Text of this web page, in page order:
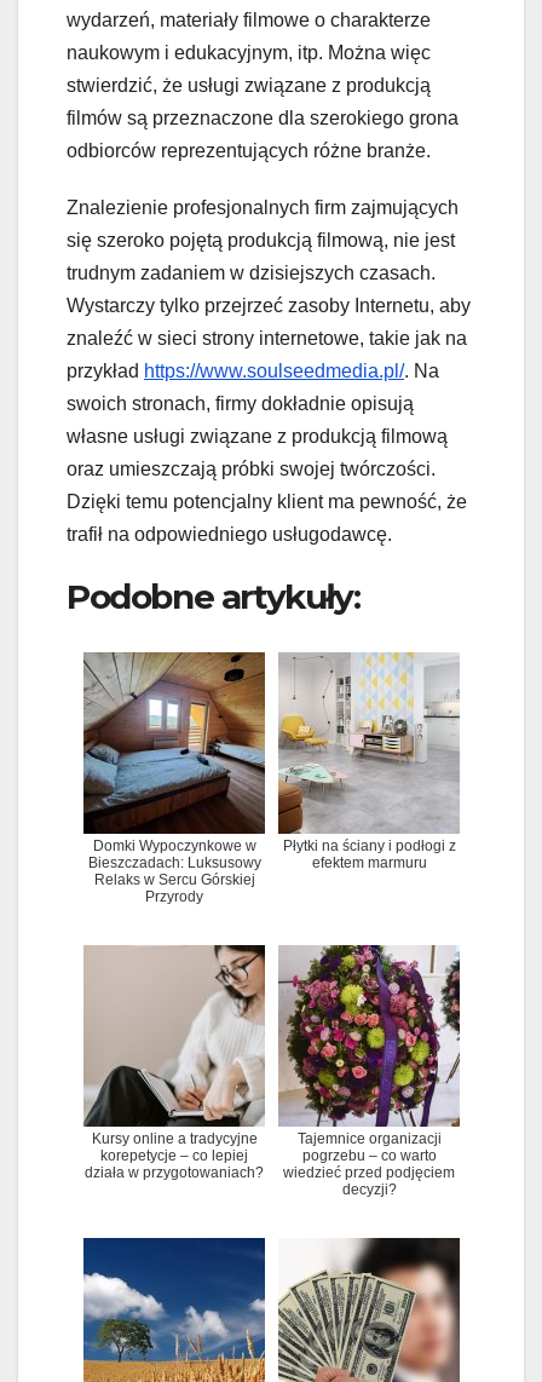
wydarzeń, materiały filmowe o charakterze
naukowym i edukacyjnym, itp. Można więc
stwierdzić, że usługi związane z produkcją
filmów są przeznaczone dla szerokiego grona
odbiorców reprezentujących różne branże.
Znalezienie profesjonalnych firm zajmujących
się szeroko pojętą produkcją filmową, nie jest
trudnym zadaniem w dzisiejszych czasach.
Wystarczy tylko przejrzeć zasoby Internetu, aby
znaleźć w sieci strony internetowe, takie jak na
przykład https://www.soulseedmedia.pl/. Na
swoich stronach, firmy dokładnie opisują
własne usługi związane z produkcją filmową
oraz umieszczają próbki swojej twórczości.
Dzięki temu potencjalny klient ma pewność, że
trafił na odpowiedniego usługodawcę.
Podobne artykuły:
Domki Wypoczynkowe w
Bieszczadach: Luksusowy
Relaks w Sercu Górskiej
Przyrody
Płytki na ściany i podłogi z
efektem marmuru
Kursy online a tradycyjne
korepetycje – co lepiej
działa w przygotowaniach?
Tajemnice organizacji
pogrzebu – co warto
wiedzieć przed podjęciem
decyzji?